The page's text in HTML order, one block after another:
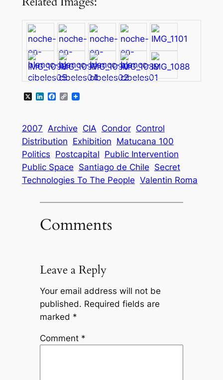
X LinkedIn
Facebook
Copy
2007 Archive CIA Condor Control
Distribution Exhibition Matucana 100
Politics Postcapital Public Intervention
Public Space Santiago de Chile Secret
Technologies To The People Valentin Roma
Comments
Leave a Reply
Your email address will not be
published. Required fields are
marked *
Comment *